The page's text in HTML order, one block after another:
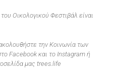
Οικολογικού Φεστιβάλ είναι
την Κοινωνία των
Facebook και το Instagram ή
μας trees.life